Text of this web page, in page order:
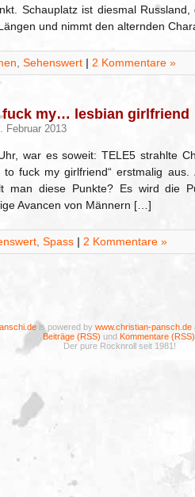
Schauplatz ist diesmal
und nimmt den alternden
Sehenswert | 2 Kommentare »
fuck my… lesbian girlfriend
Februar 2013
war es soweit: TELE5 strahlte
to fuck my girlfriend“ erstmalig
man diese Punkte? Es wird die
Avancen von Männern […]
Spass | 2 Kommentare »
is powered by www.christian-pansch.de
Beiträge (RSS) und Kommentare (RSS)
Der pure Rocknroll seit 1981!